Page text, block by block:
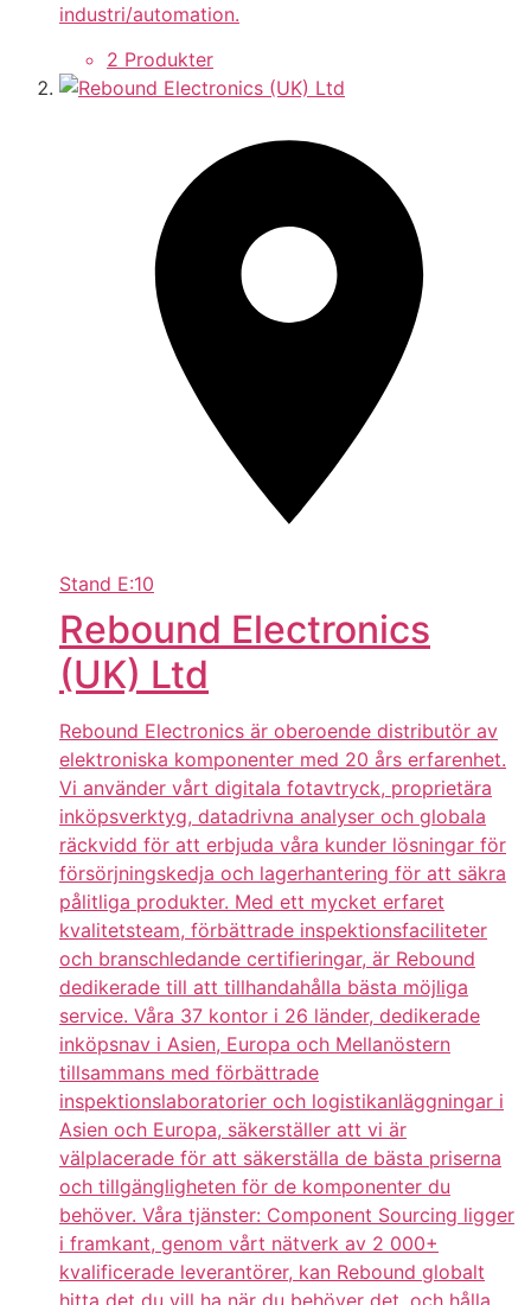
industri/automation.
2 Produkter
Stand E:10
Rebound Electronics
(UK) Ltd
Rebound Electronics är oberoende distributör av
elektroniska komponenter med 20 års erfarenhet.
Vi använder vårt digitala fotavtryck, proprietära
inköpsverktyg, datadrivna analyser och globala
räckvidd för att erbjuda våra kunder lösningar för
försörjningskedja och lagerhantering för att säkra
pålitliga produkter. Med ett mycket erfaret
kvalitetsteam, förbättrade inspektionsfaciliteter
och branschledande certifieringar, är Rebound
dedikerade till att tillhandahålla bästa möjliga
service. Våra 37 kontor i 26 länder, dedikerade
inköpsnav i Asien, Europa och Mellanöstern
tillsammans med förbättrade
inspektionslaboratorier och logistikanläggningar i
Asien och Europa, säkerställer att vi är
välplacerade för att säkerställa de bästa priserna
och tillgängligheten för de komponenter du
behöver. Våra tjänster: Component Sourcing ligger
i framkant, genom vårt nätverk av 2 000+
kvalificerade leverantörer, kan Rebound globalt